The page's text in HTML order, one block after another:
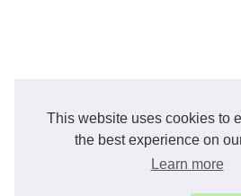
This website uses cookies to
the best experience on
Learn more